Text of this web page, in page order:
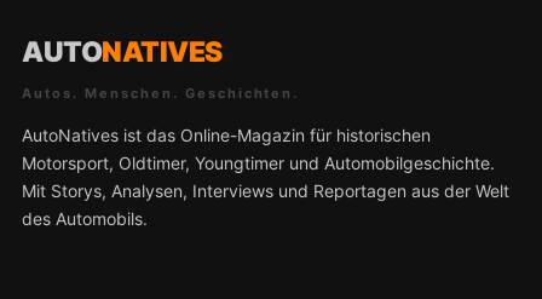
AUTONATIVES
Autos. Menschen. Geschichten.
AutoNatives ist das Online-Magazin für historischen
Motorsport, Oldtimer, Youngtimer und Automobilgeschichte.
Mit Storys, Analysen, Interviews und Reportagen aus der Welt
des Automobils.